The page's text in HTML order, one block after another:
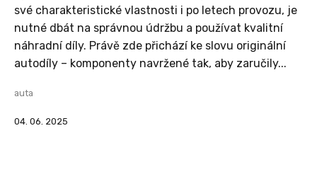
své charakteristické vlastnosti i po letech provozu, je
nutné dbát na správnou údržbu a používat kvalitní
náhradní díly. Právě zde přichází ke slovu originální
autodíly – komponenty navržené tak, aby zaručily...
auta
04. 06. 2025